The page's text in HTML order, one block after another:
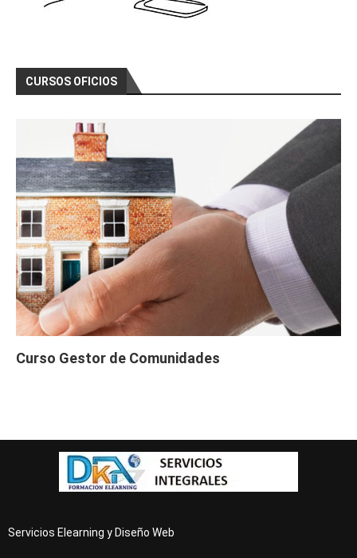
CURSOS OFICIOS
Curso Gestor de Comunidades
Servicios Elearning y Diseño Web